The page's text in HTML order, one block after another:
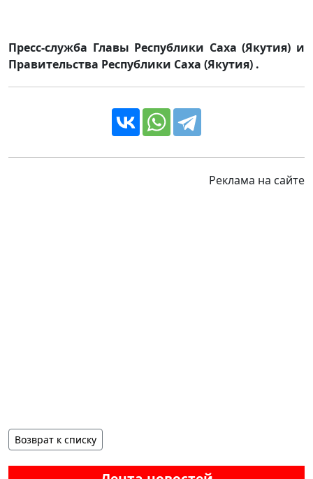
Пресс-служба Главы Республики Саха (Якутия) и
Правительства Республики Саха (Якутия) .
Реклама на сайте
Возврат к списку